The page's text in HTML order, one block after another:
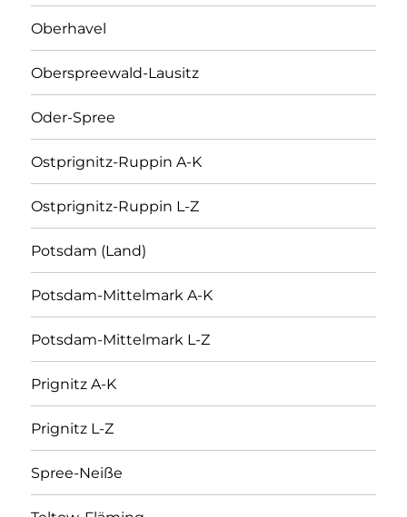
Oberhavel
Oberspreewald-Lausitz
Oder-Spree
Ostprignitz-Ruppin A-K
Ostprignitz-Ruppin L-Z
Potsdam (Land)
Potsdam-Mittelmark A-K
Potsdam-Mittelmark L-Z
Prignitz A-K
Prignitz L-Z
Spree-Neiße